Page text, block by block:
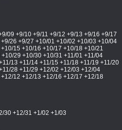
09 +9/10 +9/11 +9/12 +9/13 +9/16 +9/17
26 +9/27 +10/01 +10/02 +10/03 +10/04
15 +10/16 +10/17 +10/18 +10/21
29 +10/30 +10/31 +11/01 +11/04
13 +11/14 +11/15 +11/18 +11/19 +11/20
28 +11/29 +12/02 +12/03 +12/04
12 +12/13 +12/16 +12/17 +12/18
30 +12/31 +1/02 +1/03